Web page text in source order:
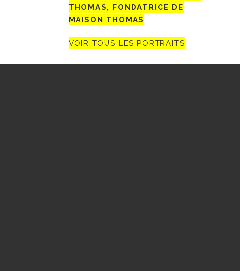
THOMAS, FONDATRICE DE
MAISON THOMAS
VOIR TOUS LES PORTRAITS